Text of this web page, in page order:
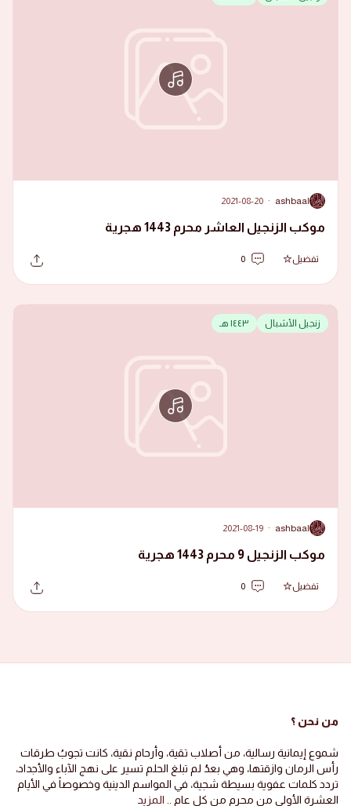
A
ashbaal
·
2021-08-20
موكب الزنجيل العاشر محرم 1443 هجرية
تفضيل 0
زنجيل الأشبال ١٤٤٣ هـ
A
ashbaal
·
2021-08-19
موكب الزنجيل 9 محرم 1443 هجرية
تفضيل 0
من نحن ؟
شموع إيمانية رسالية، من أصلاب تقية، وأرحام نقية، كانت تجوبُ طرقات
رأس الرمان وازقتها، وهي بعدُ لم تبلغ الحلم تسير على نهج الآباء والأجداد،
تردد كلمات عفوية بسيطة شجية، في المواسم الدينية وخصوصاً في الأيام
العشرة الأولى من محرم من كل عام .. المزيد